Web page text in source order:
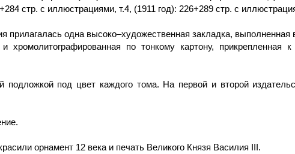
стр. с иллюстрациями, т.4, (1911 год): 226+289 стр. с
прилагалась одна высоко–художественная закладка, выполненная
по тонкому картону, прикрепленная
под цвет каждого тома. На первой и второй
орнамент 12 века и печать Великого Князя Василия III.